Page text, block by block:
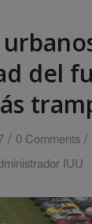
del
/ 0 Comments /
IUU